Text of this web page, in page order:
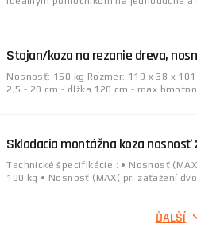
Stojan/koza na rezanie dreva,
Nosnosť: 150 kg Rozmer: 119 x 38 x
2,5 - 20 cm - dĺžka 120 cm - max
Skladacia montážna koza nosnosť
Technické špecifikácie : • Nosnosť
100 kg • Nosnosť (MAX( pri zaťažení
ĎALŠÍ